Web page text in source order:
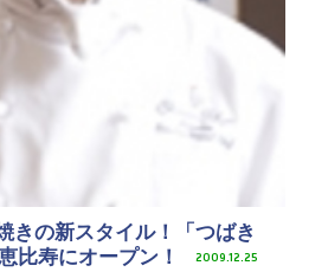
きの新スタイル！「つばき
比寿にオープン！
2009.12.25